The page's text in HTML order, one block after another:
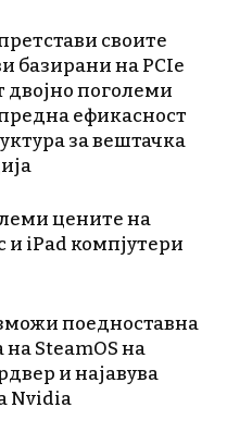
своите
базирани на PCIe
двојно поголеми
ефикасност
за вештачка
цените на
и iPad компјутери
поедноставна
на SteamOS на
и најавува
Nvidia